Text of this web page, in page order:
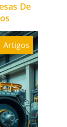
De
Artigos